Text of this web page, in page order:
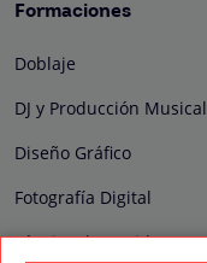
Formaciones
Doblaje
DJ y Producción Musical
Diseño Gráfico
Fotografía Digital
Técnico de Sonido